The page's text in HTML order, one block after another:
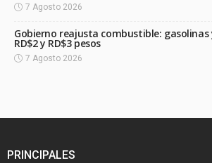
7 Agosto 2026
Gobierno reajusta combustible: gasolinas
RD$2 y RD$3 pesos
7 Agosto 2026
PRINCIPALES